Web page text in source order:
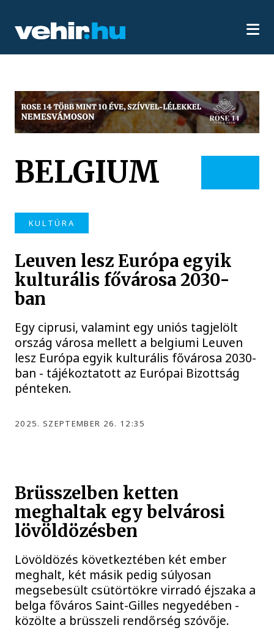
BELGIUM
KULTÚRA
Leuven lesz Európa egyik
kulturális fővárosa 2030-
ban
Egy ciprusi, valamint egy uniós tagjelölt
ország városa mellett a belgiumi Leuven
lesz Európa egyik kulturális fővárosa 2030-
ban - tájékoztatott az Európai Bizottság
pénteken.
2025. SZEPTEMBER 26. 12:35
Brüsszelben ketten
meghaltak egy belvárosi
lövöldözésben
Lövöldözés következtében két ember
meghalt, két másik pedig súlyosan
megsebesült csütörtökre virradó éjszaka a
belga főváros Saint-Gilles negyedében -
közölte a brüsszeli rendőrség szóvője.